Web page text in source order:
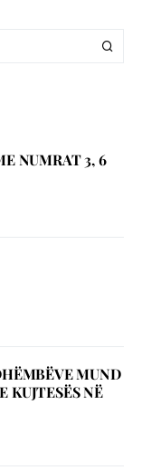
NUMRAT 3, 6
MUND
KUJTESËS NË